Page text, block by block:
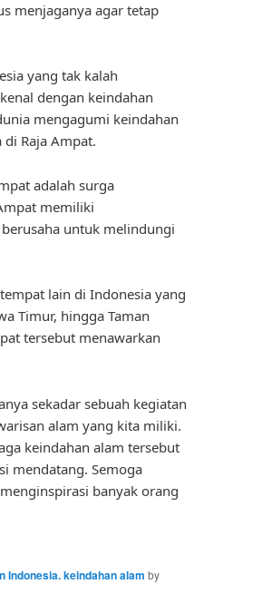
menjaganya agar tetap
yang tak kalah
dengan keindahan
mengagumi keindahan
Raja Ampat.
adalah surga
memiliki
untuk melindungi
lain di Indonesia yang
Timur, hingga Taman
tersebut menawarkan
sekadar sebuah kegiatan
alam yang kita miliki.
keindahan alam tersebut
mendatang. Semoga
banyak orang
Indonesia. keindahan alam by